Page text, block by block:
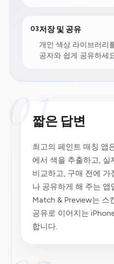
03저장 및 공유
개인 색상 라이브러리
공자와 쉽게 공유하세
01
짧은 답변
최고의 페인트 매칭 앱
에서 색을 추출하고,
비교하고, 구매 전에 가
나 공유하게 해 주는
Match & Preview는 스
공유로 이어지는
합니다.